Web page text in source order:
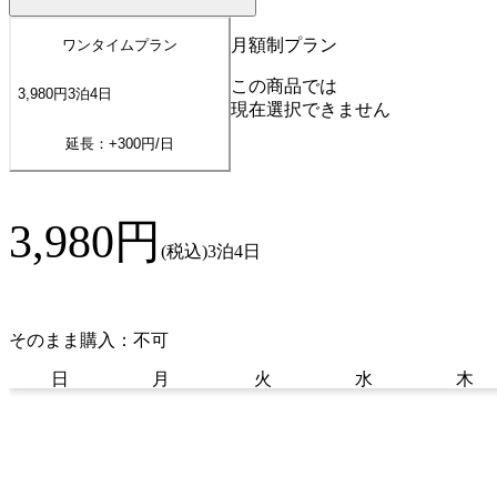
ワンタイムプラン
3,980円3泊4 日
延長：+300円/日
月額制プラン
この商品では
現在選択できません
3,980円 (税込)3泊4日
そのまま購入：不可
日 月 火 水 木